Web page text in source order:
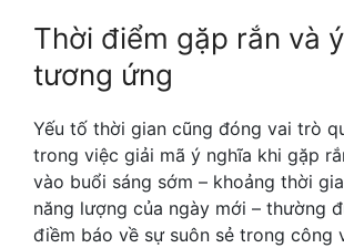
Thời điểm gặp rắn và
tương ứng
Yếu tố thời gian cũng đóng vai trò
trong việc giải mã ý nghĩa khi gặp
vào buổi sáng sớm – khoảng thời
năng lượng của ngày mới – thường
điềm báo về sự suôn sẻ trong công